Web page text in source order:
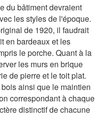
du bâtiment devraient
les styles de l'époque.
de 1920, il faudrait
en bardeaux et les
le porche. Quant à la
les murs en brique
de pierre et le toit plat.
ainsi que le maintien
correspondant à chaque
distinctif de chacune